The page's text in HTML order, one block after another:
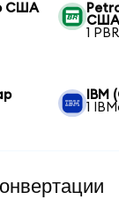
США
США
1
1